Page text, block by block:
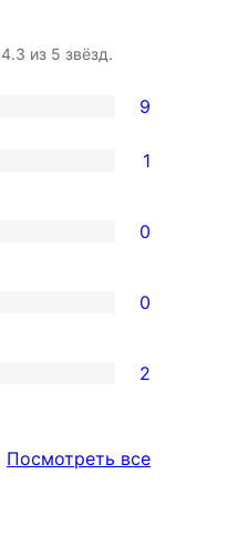
4.3 из 5 звёзд.
9
1
0
0
2
Посмотреть всеотзывы